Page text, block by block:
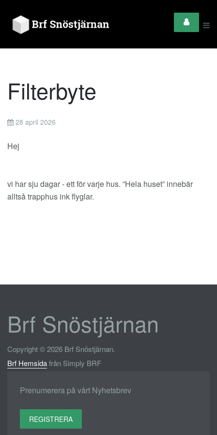
Filterbyte
28 april 2026
Hej
vi har sju dagar - ett för varje hus. ”Hela huset” innebär
alltså trapphus ink flyglar.
Brf Snöstjärnan
Copyright © 2026 Brf Snöstjärnan.
Brf Hemsidafrån Simply BRF
Prenumerera på vårt Nyhetsbrev
REGISTRERA